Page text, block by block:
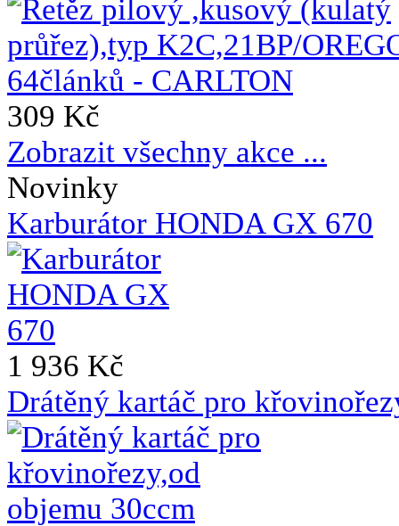
309 Kč
Zobrazit všechny akce ...
Novinky
Karburátor HONDA GX 670
1 936 Kč
Drátěný kartáč pro